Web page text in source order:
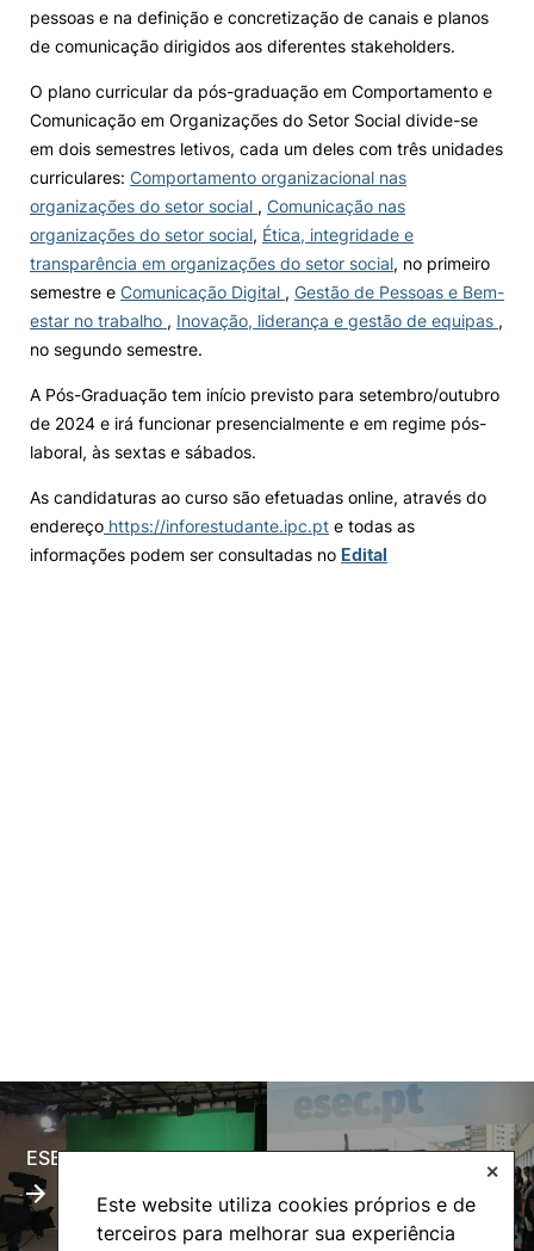
Este website utiliza cookies próprios e de
terceiros para melhorar sua experiência
✕
pessoas e na definição e concretização de canais e planos
de comunicação dirigidos aos diferentes stakeholders.
O plano curricular da pós-graduação em Comportamento e
Comunicação em Organizações do Setor Social divide-se
em dois semestres letivos, cada um deles com três unidades
curriculares: Comportamento organizacional nas
organizações do setor social , Comunicação nas
organizações do setor social, Ética, integridade e
transparência em organizações do setor social, no primeiro
semestre e Comunicação Digital , Gestão de Pessoas e Bem-
estar no trabalho , Inovação, liderança e gestão de equipas ,
no segundo semestre.
A Pós-Graduação tem início previsto para setembro/outubro
de 2024 e irá funcionar presencialmente e em regime pós-
laboral, às sextas e sábados.
As candidaturas ao curso são efetuadas online, através do
endereço https://inforestudante.ipc.pt e todas as
informações podem ser consultadas no Edital
ESECTV Alumni